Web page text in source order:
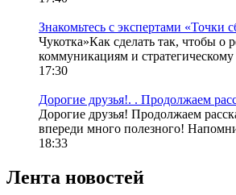
Знакомьтесь с экспертами «Точки
Чукотка»Как сделать так, чтобы о
коммуникациям и
17:30
Дорогие друзья!. . Продолжаем
Дорогие друзья! Продолжаем
впереди много полезного!
18:33
Лента новостей